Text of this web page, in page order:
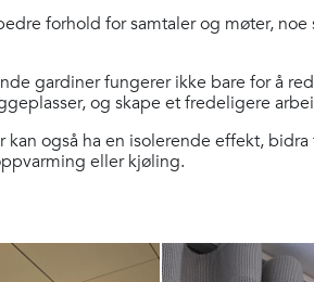
forhold for samtaler og møter,
gardiner fungerer ikke bare for å
og skape et fredeligere
også ha en isolerende effekt,
eller kjøling.